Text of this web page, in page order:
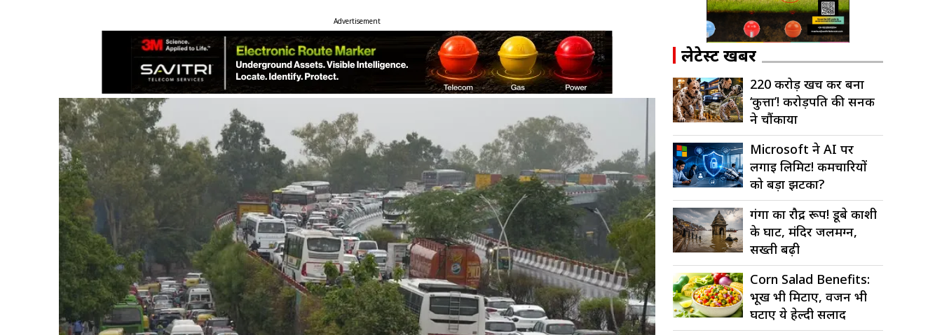
Advertisement
लेटेस्ट खबरें
220 करोड़ खर्च कर बना
‘कुत्ता’! करोड़पति की सनक
ने चौंकाया
Microsoft ने AI पर
लगाई लिमिट! कर्मचारियों
को बड़ा झटका?
गंगा का रौद्र रूप! डूबे काशी
के घाट, मंदिर जलमग्न,
सख्ती बढ़ी
Corn Salad Benefits:
भूख भी मिटाए, वजन भी
घटाए ये हेल्दी सलाद